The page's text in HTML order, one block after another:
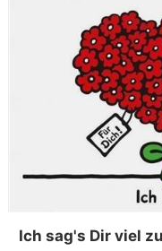
Ich sag's Dir viel